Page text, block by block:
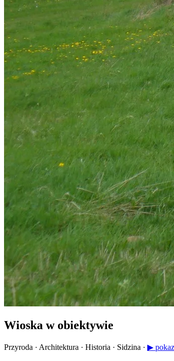
Wioska w obiektywie
Przyroda · Architektura · Historia · Sidzina · ▶